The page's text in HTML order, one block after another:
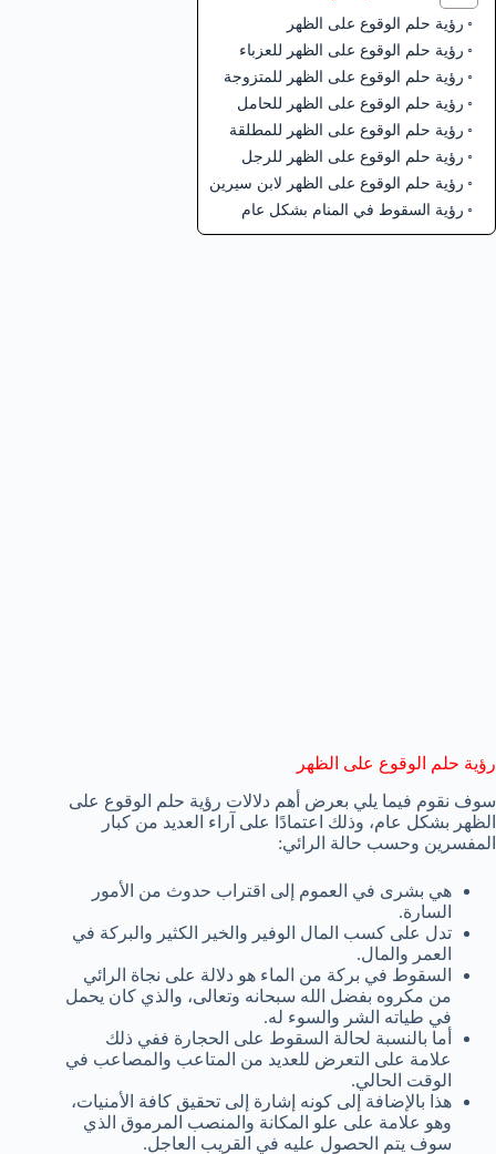
رؤية حلم الوقوع على الظهر
رؤية حلم الوقوع على الظهر للعزباء
رؤية حلم الوقوع على الظهر للمتزوجة
رؤية حلم الوقوع على الظهر للحامل
رؤية حلم الوقوع على الظهر للمطلقة
رؤية حلم الوقوع على الظهر للرجل
رؤية حلم الوقوع على الظهر لابن سيرين
رؤية السقوط في المنام بشكل عام
رؤية حلم الوقوع على الظهر
سوف نقوم فيما يلي بعرض أهم دلالات رؤية حلم الوقوع على
الظهر بشكل عام، وذلك اعتمادًا على آراء العديد من كبار
المفسرين وحسب حالة الرائي:
هي بشرى في العموم إلى اقتراب حدوث من الأمور
السارة.
تدل على كسب المال الوفير والخير الكثير والبركة في
العمر والمال.
السقوط في بركة من الماء هو دلالة على نجاة الرائي
من مكروه بفضل الله سبحانه وتعالى، والذي كان يحمل
في طياته الشر والسوء له.
أما بالنسبة لحالة السقوط على الحجارة ففي ذلك
علامة على التعرض للعديد من المتاعب والمصاعب في
الوقت الحالي.
هذا بالإضافة إلى كونه إشارة إلى تحقيق كافة الأمنيات،
وهو علامة على علو المكانة والمنصب المرموق الذي
سوف يتم الحصول عليه في القريب العاجل.